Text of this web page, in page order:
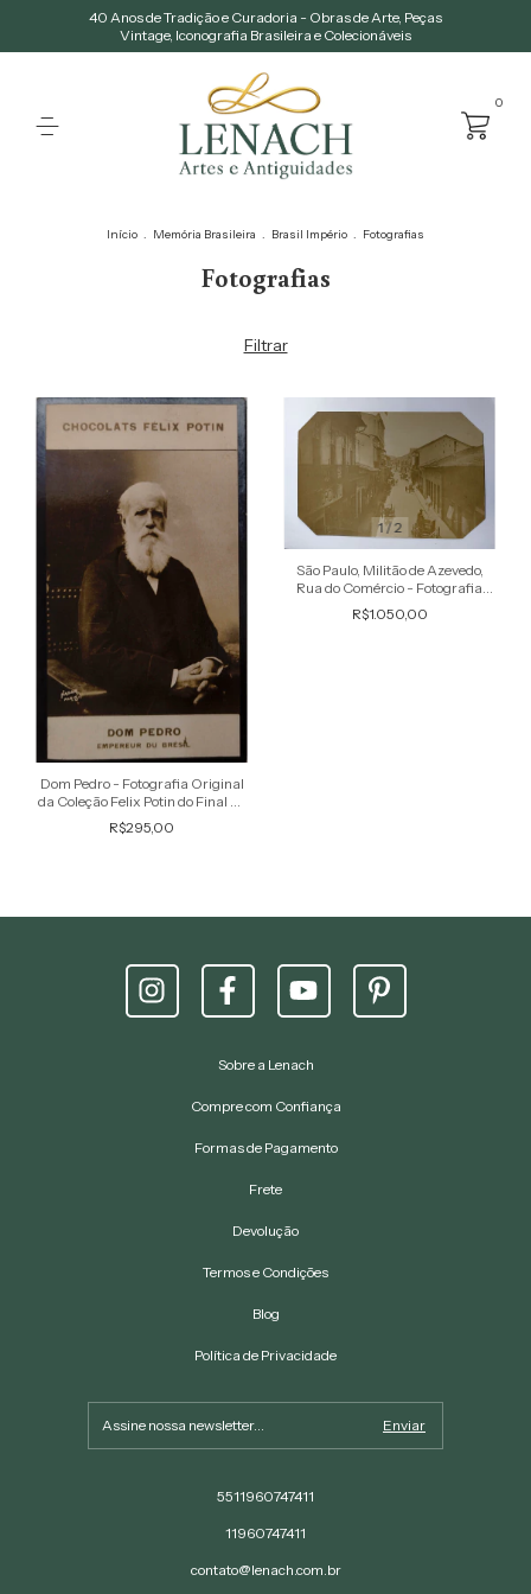
40 Anos de Tradição e Curadoria - Obras de Arte, Peças
Vintage, Iconografia Brasileira e Colecionáveis
0
Início . Memória Brasileira . Brasil Império . Fotografias
Fotografias
Filtrar
Dom Pedro - Fotografia Original
da Coleção Felix Potin do Final do
R$295,00
1/2
São Paulo, Militão de Azevedo,
Rua do Comércio - Fotografia
Albúmen Original Antiga de
1889
R$1.050,00
Sobre a Lenach
Compre com Confiança
Formas de Pagamento
Frete
Devolução
Termos e Condições
Blog
Política de Privacidade
5511960747411
11960747411
contato@lenach.com.br